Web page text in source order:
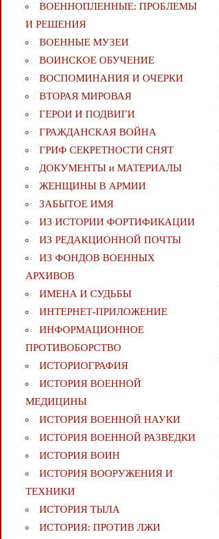
ВОЕННОПЛЕННЫЕ: ПРОБЛЕМЫ
И РЕШЕНИЯ
ВОЕННЫЕ МУЗЕИ
ВОИНСКОЕ ОБУЧЕНИЕ
ВОСПОМИНАНИЯ И ОЧЕРКИ
ВТОРАЯ МИРОВАЯ
ГЕРОИ И ПОДВИГИ
ГРАЖДАНСКАЯ ВОЙНА
ГРИФ СЕКРЕТНОСТИ СНЯТ
ДОКУМЕНТЫ и МАТЕРИАЛЫ
ЖЕНЩИНЫ В АРМИИ
ЗАБЫТОЕ ИМЯ
ИЗ ИСТОРИИ ФОРТИФИКАЦИИ
ИЗ РЕДАКЦИОННОЙ ПОЧТЫ
ИЗ ФОНДОВ ВОЕННЫХ
АРХИВОВ
ИМЕНА И СУДЬБЫ
ИНТЕРНЕТ-ПРИЛОЖЕНИЕ
ИНФОРМАЦИОННОЕ
ПРОТИВОБОРСТВО
ИСТОРИОГРАФИЯ
ИСТОРИЯ ВОЕННОЙ
МЕДИЦИНЫ
ИСТОРИЯ ВОЕННОЙ НАУКИ
ИСТОРИЯ ВОЕННОЙ РАЗВЕДКИ
ИСТОРИЯ ВОИН
ИСТОРИЯ ВООРУЖЕНИЯ И
ТЕХНИКИ
ИСТОРИЯ ТЫЛА
ИСТОРИЯ: ПРОТИВ ЛЖИ